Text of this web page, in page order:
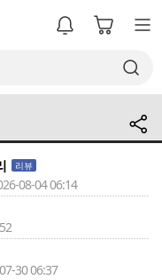
리뷰
08-04 06:14
30 06:37